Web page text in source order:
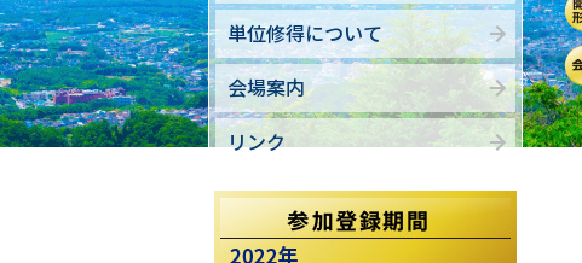
単位修得について
会場案内
リンク